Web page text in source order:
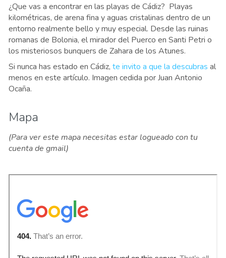
¿Que vas a encontrar en las playas de Cádiz? Playas
kilométricas, de arena fina y aguas cristalinas dentro de un
entorno realmente bello y muy especial. Desde las ruinas
romanas de Bolonia, el mirador del Puerco en Santi Petri o
los misteriosos bunquers de Zahara de los Atunes.
Si nunca has estado en Cádiz, te invito a que la descubras al
menos en este artículo. Imagen cedida por Juan Antonio
Ocaña.
Mapa
(Para ver este mapa necesitas estar logueado con tu
cuenta de gmail)